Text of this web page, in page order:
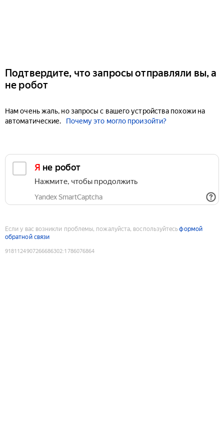
Подтвердите, что запросы отправляли вы, а
не робот
Нам очень жаль, но запросы с вашего устройства похожи на
автоматические.
Почему это могло произойти?
Я не робот
Нажмите, чтобы продолжить
Yandex SmartCaptcha
Если у вас возникли проблемы, пожалуйста, воспользуйтесьформой
обратной связи
9181124907266686302:1786076864